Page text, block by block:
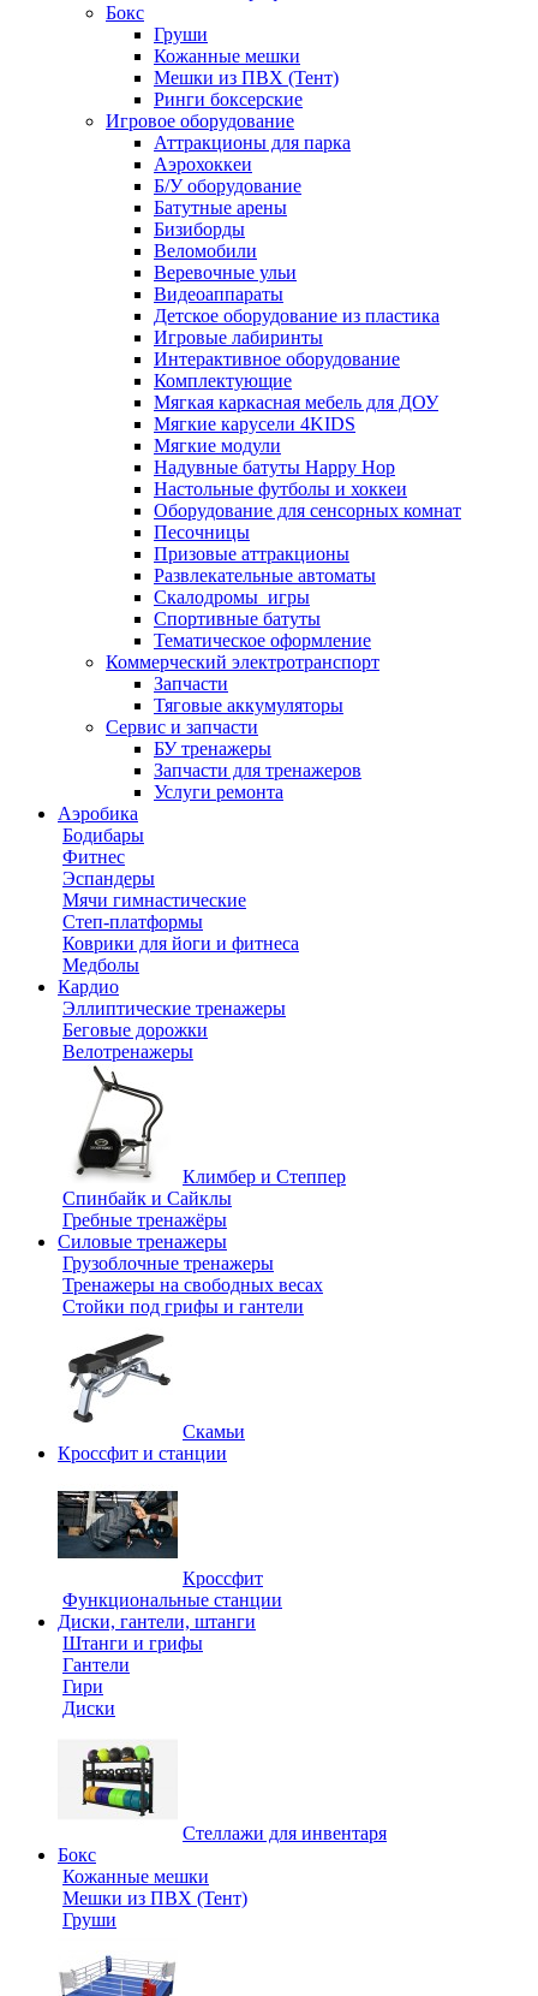
Бокс
Груши
Кожанные мешки
Мешки из ПВХ (Тент)
Ринги боксерские
Игровое оборудование
Аттракционы для парка
Аэрохоккеи
Б/У оборудование
Батутные арены
Бизиборды
Веломобили
Веревочные ульи
Видеоаппараты
Детское оборудование из пластика
Игровые лабиринты
Интерактивное оборудование
Комплектующие
Мягкая каркасная мебель для ДОУ
Мягкие карусели 4KIDS
Мягкие модули
Надувные батуты Happy Hop
Настольные футболы и хоккеи
Оборудование для сенсорных комнат
Песочницы
Призовые аттракционы
Развлекательные автоматы
Скалодромы_игры
Спортивные батуты
Тематическое оформление
Коммерческий электротранспорт
Запчасти
Тяговые аккумуляторы
Сервис и запчасти
БУ тренажеры
Запчасти для тренажеров
Услуги ремонта
Аэробика
Бодибары
Фитнес
Эспандеры
Мячи гимнастические
Степ-платформы
Коврики для йоги и фитнеса
Медболы
Кардио
Эллиптические тренажеры
Беговые дорожки
Велотренажеры
Климбер и Степпер
Спинбайк и Сайклы
Гребные тренажёры
Силовые тренажеры
Грузоблочные тренажеры
Тренажеры на свободных весах
Стойки под грифы и гантели
Скамьи
Кроссфит и станции
Кроссфит
Функциональные станции
Диски, гантели, штанги
Штанги и грифы
Гантели
Гири
Диски
Стеллажи для инвентаря
Бокс
Кожанные мешки
Мешки из ПВХ (Тент)
Груши